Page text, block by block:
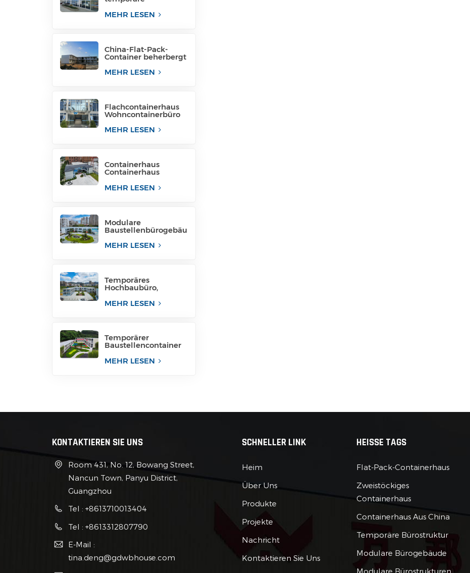
MEHR LESEN
China-Flat-Pack-
Container beherbergt
Containern
MEHR LESEN
Flachcontainerhaus
Wohncontainerbüro
MEHR LESEN
Containerhaus
Containerhaus
Bürostruktur
MEHR LESEN
Modulare
Baustellenbürogebäu
Bürostrukturen
MEHR LESEN
Temporäres
Hochbaubüro,
temporäre
MEHR LESEN
Temporärer
Baustellencontainer
MEHR LESEN
KONTAKTIEREN SIE UNS
Room 431, No. 12, Bowang Street,
Nancun Town, Panyu District,
Guangzhou
Tel : +8613710013404
Tel : +8613312807790
E-Mail :
tina.deng@gdwbhouse.com
SCHNELLER LINK
Heim
Über Uns
Produkte
Projekte
Nachricht
Kontaktieren Sie Uns
HEISSE TAGS
Flat-Pack-Containerhaus
Zweistöckiges
Containerhaus
Containerhaus Aus China
Temporäre Bürostruktur
Modulare Bürogebäude
Modulare Bürostrukturen